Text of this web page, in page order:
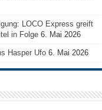
LOCO Express greift
in Folge 6. Mai 2026
Hasper Ufo 6. Mai 2026